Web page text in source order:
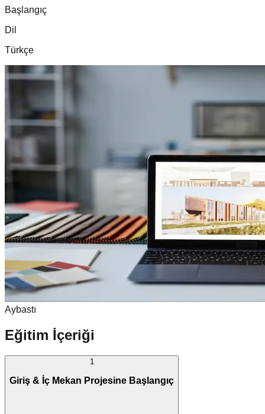
Başlangıç
Dil
Türkçe
Aybastı
Eğitim İçeriği
1
Giriş & İç Mekan Projesine Başlangıç